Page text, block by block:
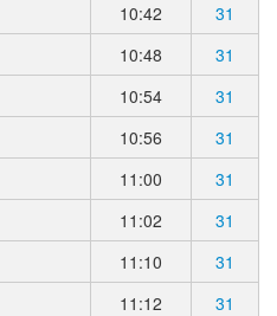
10:42
31
10:48
31
10:54
31
10:56
31
11:00
31
11:02
31
11:10
31
11:12
31